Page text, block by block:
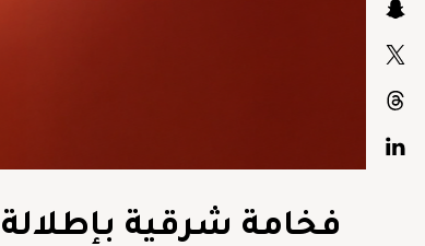
فخامة شرقية بإطلالة